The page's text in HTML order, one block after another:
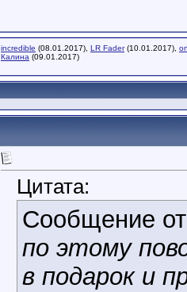
incredible (08.01.2017), LR Fader(10.01.2017),
Калина (09.01.2017)
Цитата:
Сообщение
по этому
в подарок и